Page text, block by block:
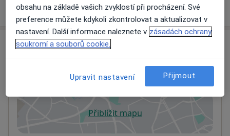
Adresa
Přiblížit mapuse otevře v nové záložce
obsahu na základě vašich zvyklostí při procházení. Své
preference můžete kdykoli zkontrolovat a aktualizovat v
nastavení. Další informace naleznete v zásadách ochrany
soukromí a souborů cookie.
Upravit nastavení Přijmout